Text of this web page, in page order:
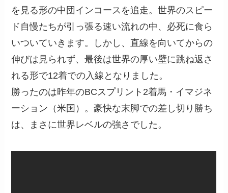
を見る形の中団インコースを追走。世界のスピー
ド自慢たちが引っ張る速い流れの中、必死に食ら
いついていきます。しかし、直線を向いてからの
伸びは見られず、最後は世界の厚い壁に跳ね返さ
れる形で12着での入線となりました。
勝ったのは昨年のBCスプリント2着馬・イマジネ
ーション（米国）。豪快な末脚での差し切り勝ち
は、まさに世界レベルの強さでした。